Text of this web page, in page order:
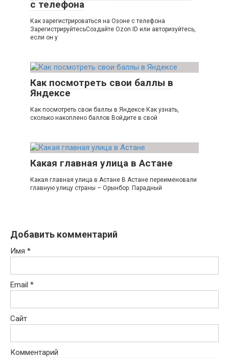
с телефона
Как зарегистрироваться на Озоне с телефона
ЗарегистрируйтесьСоздайте Ozon ID или авторизуйтесь,
если он у
Как посмотреть свои баллы в
Яндексе
Как посмотреть свои баллы в Яндексе Как узнать,
сколько накоплено баллов Войдите в свой
Какая главная улица в Астане
Какая главная улица в Астане В Астане переименовали
главную улицу страны – Орынбор. Парадный
Добавить комментарий
Имя *
Email *
Сайт
Комментарий